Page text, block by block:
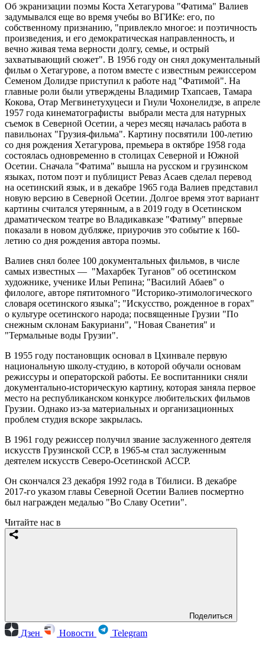
Об экранизации поэмы Коста Хетагурова "Фатима" Валиев
задумывался еще во время учебы во ВГИКе: его, по
собственному признанию, "привлекло многое: и поэтичность
произведения, и его демократическая направленность, и
вечно живая тема верности долгу, семье, и острый
захватывающий сюжет". В 1956 году он снял документальный
фильм о Хетагурове, а потом вместе с известным режиссером
Семеном Долидзе приступил к работе над "Фатимой". На
главные роли были утверждены Владимир Тхапсаев, Тамара
Кокова, Отар Мегвинетухуцеси и Гиули Чохонелидзе, в апреле
1957 года кинематографисты выбрали места для натурных
съемок в Северной Осетии, а через месяц началась работа в
павильонах "Грузия-фильма". Картину посвятили 100-летию
со дня рождения Хетагурова, премьера в октябре 1958 года
состоялась одновременно в столицах Северной и Южной
Осетии. Сначала "Фатима" вышла на русском и грузинском
языках, потом поэт и публицист Реваз Асаев сделал перевод
на осетинский язык, и в декабре 1965 года Валиев представил
новую версию в Северной Осетии. Долгое время этот вариант
картины считался утерянным, а в 2019 году в Осетинском
драматическом театре во Владикавказе "Фатиму" впервые
показали в новом дубляже, приурочив это событие к 160-
летию со дня рождения автора поэмы.
Валиев снял более 100 документальных фильмов, в числе
самых известных — "Махарбек Туганов" об осетинском
художнике, ученике Ильи Репина; "Василий Абаев" о
филологе, авторе пятитомного "Историко-этимологического
словаря осетинского языка"; "Искусство, рожденное в горах"
о культуре осетинского народа; посвященные Грузии "По
снежным склонам Бакуриани", "Новая Сванетия" и
"Термальные воды Грузии".
В 1955 году постановщик основал в Цхинвале первую
национальную школу-студию, в которой обучали основам
режиссуры и операторской работы. Ее воспитанники сняли
документально-историческую картину, которая заняла первое
место на республиканском конкурсе любительских фильмов
Грузии. Однако из-за материальных и организационных
проблем студия вскоре закрылась.
В 1961 году режиссер получил звание заслуженного деятеля
искусств Грузинской ССР, в 1965-м стал заслуженным
деятелем искусств Северо-Осетинской АССР.
Он скончался 23 декабря 1992 года в Тбилиси. В декабре
2017-го указом главы Северной Осетии Валиев посмертно
был награжден медалью "Во Славу Осетии".
Читайте нас в
Поделиться
Дзен Новости Telegram